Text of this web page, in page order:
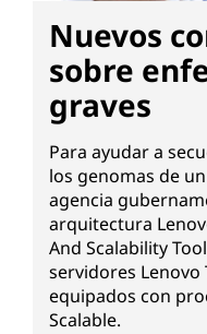
Nuevos
sobre
graves
Para ayudar a
los genomas de
agencia
arquitectura
And Scalability
servidores Lenovo
equipados con
Scalable.